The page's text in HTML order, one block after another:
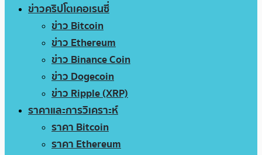
ข่าวคริปโตเคอเรนซี่
ข่าว Bitcoin
ข่าว Ethereum
ข่าว Binance Coin
ข่าว Dogecoin
ข่าว Ripple (XRP)
ราคาและการวิเคราะห์
ราคา Bitcoin
ราคา Ethereum